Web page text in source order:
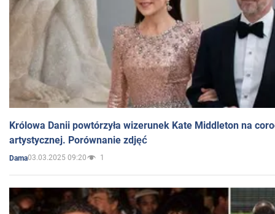
Królowa Danii powtórzyła wizerunek Kate Middleton na
artystycznej. Porównanie zdjęć
Dama03.03.2025 09:20 1